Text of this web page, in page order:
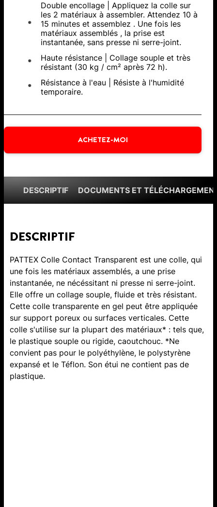
Double encollage | Appliquez la colle sur
les 2 matériaux à assembler. Attendez 10 à
15 minutes et assemblez . Une fois les
matériaux assemblés , la prise est
instantanée, sans presse ni serre-joint.
Haute résistance | Collage souple et très
résistant (30 kg / cm² après 72 h).
Résistance à l'eau | Résiste à l'humidité
temporaire.
ACHETEZ-MOI
DESCRIPTIF DOCUMENTS ET
DESCRIPTIF
PATTEX Colle Contact Transparent est une colle, qui
une fois les matériaux assemblés, a une prise
instantanée, ne nécéssitant ni presse ni serre-joint.
Elle offre un collage souple, fluide et très résistant.
Cette colle transparente en gel peut être appliquée
sur support poreux ou surfaces verticales. Cette
colle s'utilise sur la plupart des matériaux* : tels que,
le plastique souple ou rigide, caoutchouc. *Ne
convient pas pour le polyéthylène, le polystyrène
expansé et le Téflon. Son étui ne contient pas de
plastique.